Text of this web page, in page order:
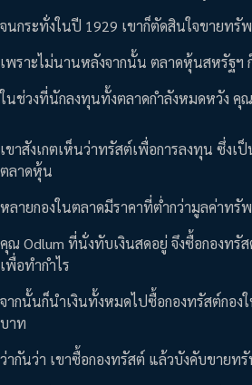
จนกระทั่งในปี 1929 เขาก็ตัดสินใจขายทรั
เพราะไม่นานหลังจากนั้น ตลาดหุ้นสหรัฐฯ
ในช่วงที่นักลงทุนทั้งตลาดกำลังหมดหวัง คุ
เขาสังเกตเห็นว่าทรัสต์เพื่อการลงทุน ซึ่ง
ตลาดหุ้น
หลายกองในตลาดมีราคาที่ต่ำกว่ามูลค่าท
คุณ Odlum ที่นั่งทับเงินสดอยู่ จึงซื้อกองท
เพื่อทำกำไร
จากนั้นก็นำเงินทั้งหมดไปซื้อกองทรัสต์กอ
บาท
ว่ากันว่า เขาซื้อกองทรัสต์ แล้วบังคับขายท